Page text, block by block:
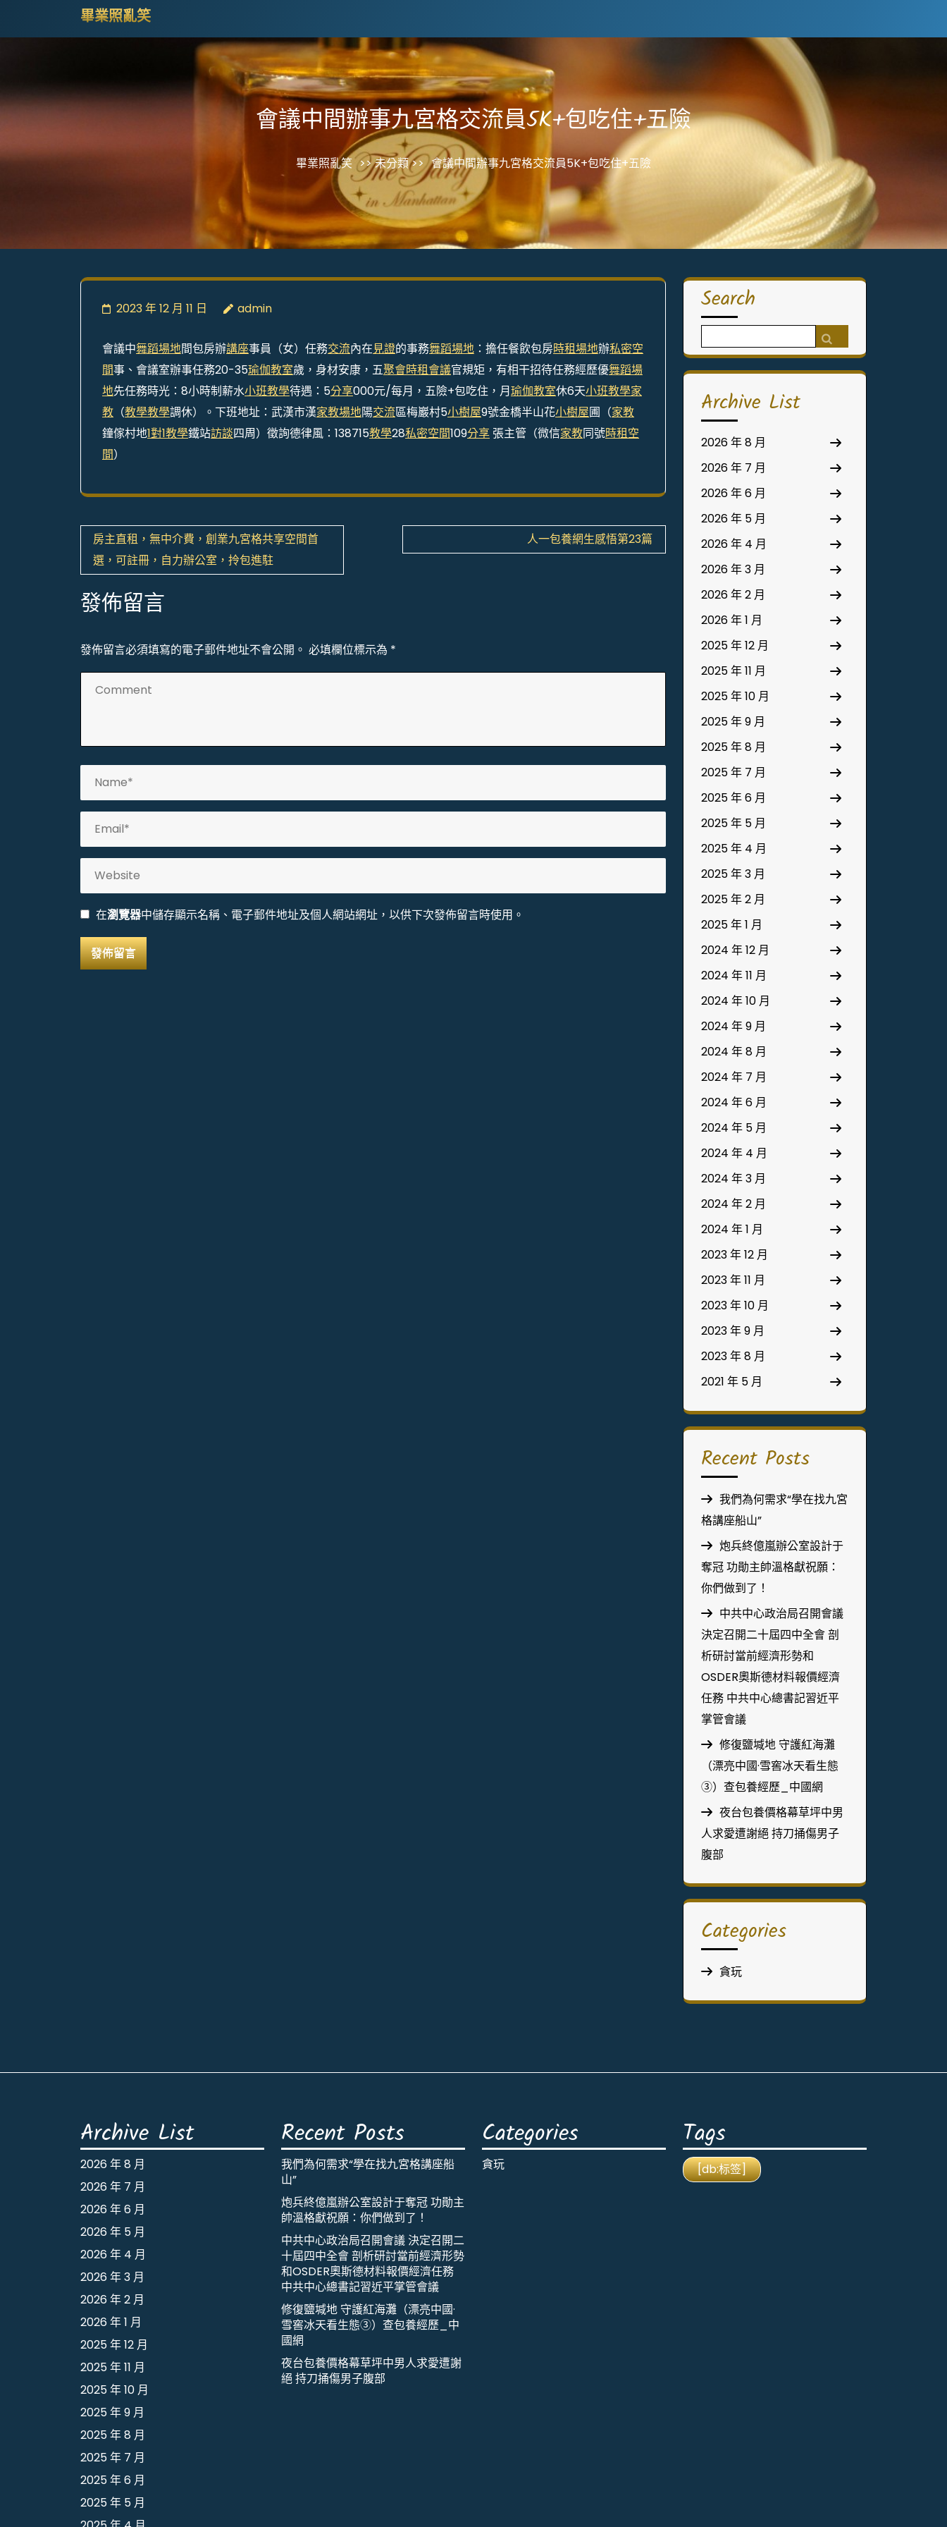
Enter)
畢業照亂笑
會議中間辦事九宮格交流員5K+包吃住+五險
畢業照亂笑 >> 未分類 >> 會議中間辦事九宮格交流員5K+包吃住+五險
2023 年 12 月 11 日 admin
會議中舞蹈場地間包房辦講座事員（女）任務交流內在見證的事務舞蹈場地 ：擔任餐飲包房時租場地辦私密空
間事、會議室辦事任務20-35瑜伽教室歲，身材安康，五聚會時租會議官規矩，有相干招待任務經歷優舞蹈場
地先任務時光：8小時制薪水小班教學待遇：5分享000元/每月，五險+包吃住，月瑜伽教室休6天小班教學家
教 （教學教學調休）。下班地址：武漢市漢家教場地陽交流區梅巖村5小樹屋9號金橋半山花小樹屋圃（家教
鐘傢村地1對1教學鐵站訪談四周）徵詢德律風：138715教學28私密空間109分享 張主管（微信家教同號時租空
間）
文
章
導
覽
房主直租，無中介費，創業九宮格共享空間首
選，可註冊，自力辦公室，拎包進駐
人一包養網生感悟第23篇
發佈留言
發佈留言必須填寫的電子郵件地址不會公開。 必填欄位標示為 *
在瀏覽器中儲存顯示名稱、電子郵件地址及個人網站網址，以供下次發佈留言時使用。
Search
for:
Archive List
2026 年 8 月
2026 年 7 月
2026 年 6 月
2026 年 5 月
2026 年 4 月
2026 年 3 月
2026 年 2 月
2026 年 1 月
2025 年 12 月
2025 年 11 月
2025 年 10 月
2025 年 9 月
2025 年 8 月
2025 年 7 月
2025 年 6 月
2025 年 5 月
2025 年 4 月
2025 年 3 月
2025 年 2 月
2025 年 1 月
2024 年 12 月
2024 年 11 月
2024 年 10 月
2024 年 9 月
2024 年 8 月
2024 年 7 月
2024 年 6 月
2024 年 5 月
2024 年 4 月
2024 年 3 月
2024 年 2 月
2024 年 1 月
2023 年 12 月
2023 年 11 月
2023 年 10 月
2023 年 9 月
2023 年 8 月
2021 年 5 月
Recent Posts
我們為何需求“學在找九宮
格講座船山”
炮兵終億嵐辦公室設計于
奪冠 功勛主帥溫格獻祝願：
你們做到了！
中共中心政治局召開會議
決定召開二十屆四中全會 剖
析研討當前經濟形勢和
OSDER奧斯德材料報價經濟
任務 中共中心總書記習近平
掌管會議
修復鹽堿地 守護紅海灘
（漂亮中國·雪窖冰天看生態
③）查包養經歷_中國網
夜台包養價格幕草坪中男
人求愛遭謝絕 持刀捅傷男子
腹部
Categories
貪玩
Archive List
2026 年 8 月
2026 年 7 月
2026 年 6 月
2026 年 5 月
2026 年 4 月
2026 年 3 月
2026 年 2 月
2026 年 1 月
2025 年 12 月
2025 年 11 月
2025 年 10 月
2025 年 9 月
2025 年 8 月
2025 年 7 月
2025 年 6 月
2025 年 5 月
Recent Posts
我們為何需求“學在找九宮格講座船
山”
炮兵終億嵐辦公室設計于奪冠 功勛主
帥溫格獻祝願：你們做到了！
中共中心政治局召開會議 決定召開二
十屆四中全會 剖析研討當前經濟形勢
和OSDER奧斯德材料報價經濟任務
中共中心總書記習近平掌管會議
修復鹽堿地 守護紅海灘（漂亮中國·
雪窖冰天看生態③）查包養經歷_中
國網
夜台包養價格幕草坪中男人求愛遭謝
絕 持刀捅傷男子腹部
Categories
貪玩
Tags
[db:标签]